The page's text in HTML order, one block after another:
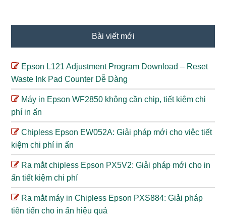
Bài viết mới
Epson L121 Adjustment Program Download – Reset
Waste Ink Pad Counter Dễ Dàng
Máy in Epson WF2850 không cần chip, tiết kiệm chi
phí in ấn
Chipless Epson EW052A: Giải pháp mới cho việc tiết
kiệm chi phí in ấn
Ra mắt chipless Epson PX5V2: Giải pháp mới cho in
ấn tiết kiệm chi phí
Ra mắt máy in Chipless Epson PXS884: Giải pháp
tiên tiến cho in ấn hiệu quả